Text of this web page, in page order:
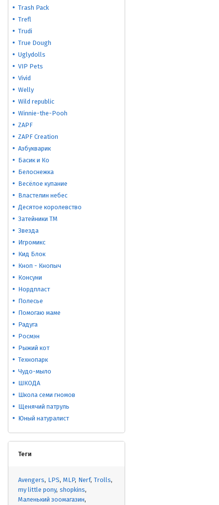
Trash Pack
Trefl
Trudi
True Dough
Uglydolls
VIP Pets
Vivid
Welly
Wild republic
Winnie-the-Pooh
ZAPF
ZAPF Creation
Азбукварик
Басик и Ко
Белоснежка
Весёлое купание
Властелин небес
Десятое королевство
Затейники ТМ
Звезда
Игромикс
Кид Блок
Кноп - Кнопыч
Консуни
Нордпласт
Полесье
Помогаю маме
Радуга
Росмэн
Рыжий кот
Технопарк
Чудо-мыло
ШКОДА
Школа семи гномов
Щенячий патруль
Юный натуралист
Теги
Avengers LPS MLP Nerf Trolls
my little pony shopkins
Маленький зоомагазин